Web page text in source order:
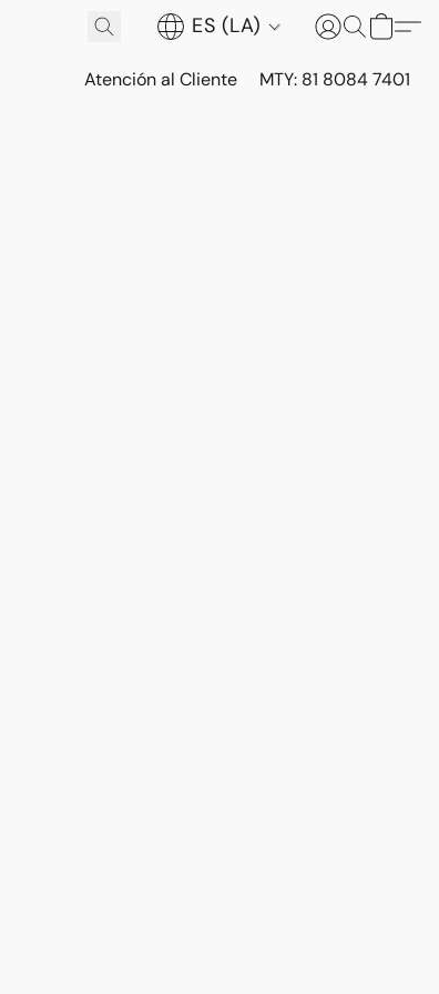
ES (LA)
Atención al Cliente MTY: 81 8084 7401